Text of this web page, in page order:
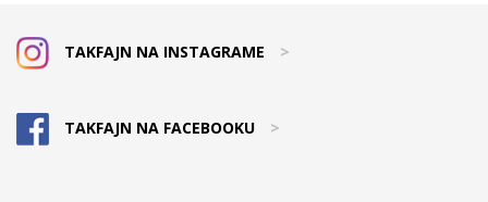
TAKFAJN NA INSTAGRAME >
TAKFAJN NA FACEBOOKU >